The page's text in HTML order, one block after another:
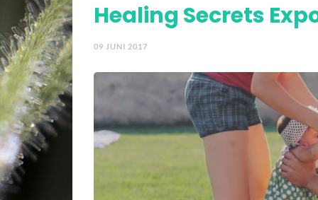
Healing Secrets
09 JUNI 2017